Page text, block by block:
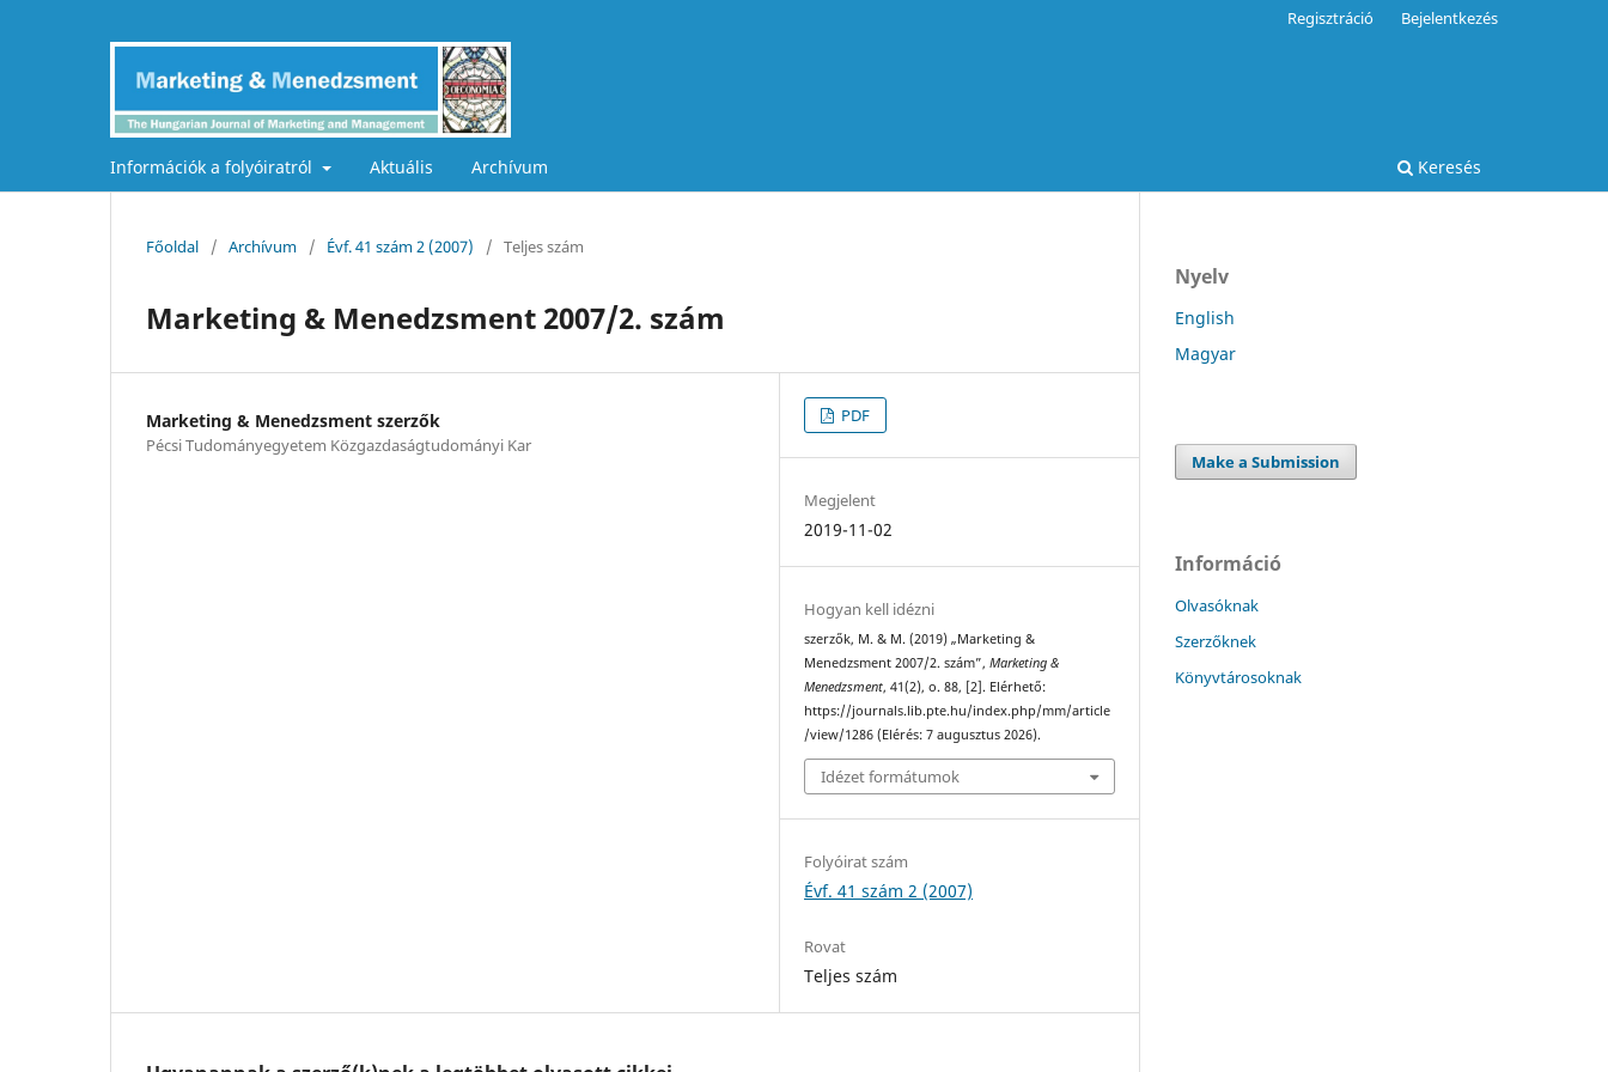
Információk a folyóiratról Aktuális Archívum Keresés
Regisztráció Bejelentkezés
Főoldal / Archívum / Évf. 41 szám 2 (2007) / Teljes szám
Marketing & Menedzsment 2007/2. szám
Marketing & Menedzsment szerzők
Pécsi Tudományegyetem Közgazdaságtudományi Kar
PDF
Megjelent
2019-11-02
Hogyan kell idézni
szerzők, M. & M. (2019) „Marketing &
Menedzsment 2007/2. szám”,Marketing &
Menedzsment, 41(2), o. 88, [2]. Elérhető:
https://journals.lib.pte.hu/index.php/mm/article
/view/1286 (Elérés: 7 augusztus 2026).
Idézet formátumok
Folyóirat szám
Évf. 41 szám 2 (2007)
Rovat
Teljes szám
Nyelv
English
Magyar
Make a Submission
Információ
Olvasóknak
Szerzőknek
Könyvtárosoknak